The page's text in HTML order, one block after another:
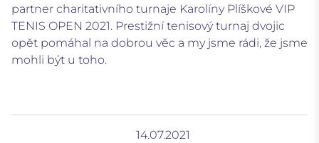
partner charitativního turnaje Karolíny Plíškové VIP
TENIS OPEN 2021. Prestižní tenisový turnaj dvojic
opět pomáhal na dobrou věc a my jsme rádi, že jsme
mohli být u toho.
14.07.2021